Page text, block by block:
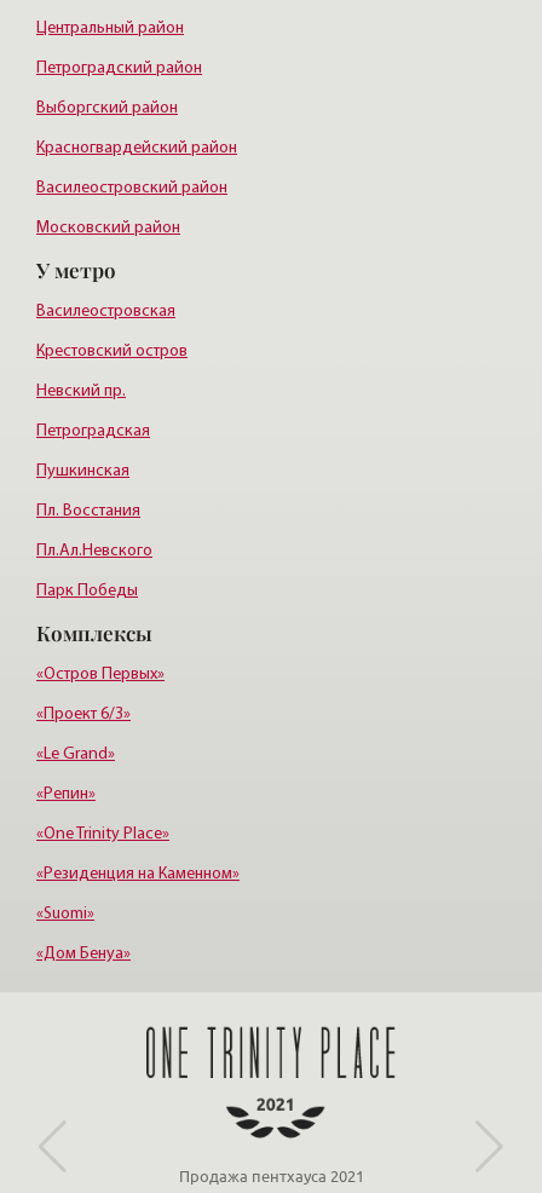
Центральный район
Петроградский район
Выборгский район
Красногвардейский район
Василеостровский район
Московский район
Курортный район
У метро
Василеостровская
Крестовский остров
Невский пр.
Петроградская
Пушкинская
Пл. Восстания
Пл.Ал.Невского
Парк Победы
Пионерская
Третьяковская
Комплексы
«Остров Первых»
«Проект 6/3»
«Le Grand»
«Репин»
«One Trinity Place»
«Резиденция на Каменном»
«Suomi»
«Дом Бенуа»
«Морской фасад»
Продажа пентхауса 2021